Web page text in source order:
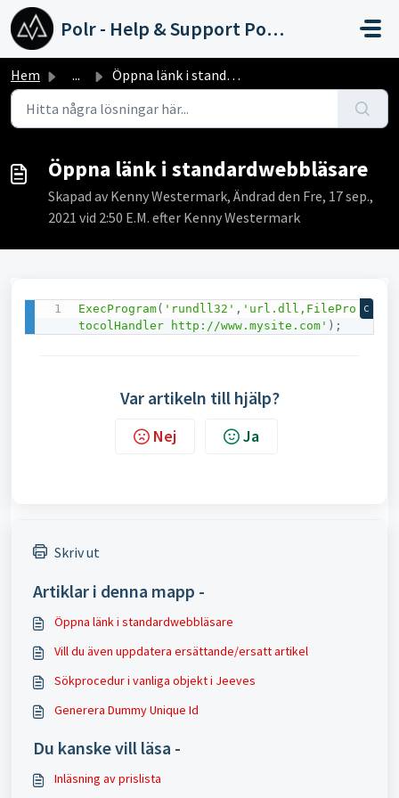
Hoppa över till huvudinnehåll
Polr - Help & Support Portal
Hem ... Öppna länk i standardwebbläsare
Öppna länk i standardwebbläsare
Skapad av Kenny Westermark, Ändrad den Fre, 17 sep.,
2021 vid 2:50 E.M. efter Kenny Westermark
ExecProgram( 'rundll32' , 'url.dll,FilePro
tocolHandler http://www.mysite.com' ) ;
C
Var artikeln till hjälp?
Nej Ja
Skriv ut
Artiklar i denna mapp -
Öppna länk i standardwebbläsare
Vill du även uppdatera ersättande/ersatt artikel
Sökprocedur i vanliga objekt i Jeeves
Generera Dummy Unique Id
Du kanske vill läsa -
Inläsning av prislista